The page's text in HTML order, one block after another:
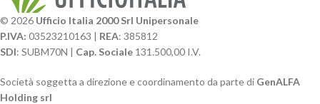
© 2026 Ufficio Italia 2000 Srl Unipersonale
P.IVA: 03523210163 | REA: 385812
SDI: SUBM70N | Cap. Sociale 131.500,00 I.V.
Società soggetta a direzione e coordinamento da parte di GenALFA
Holding srl